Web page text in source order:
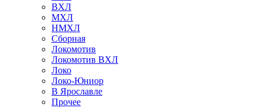
ВХЛ
МХЛ
НМХЛ
Сборная
Локомотив
Локомотив ВХЛ
Локо
Локо-Юниор
В Ярославле
Прочее